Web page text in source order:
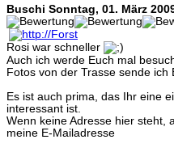
Buschi Sonntag, 01. März
Rosi war schneller
Auch ich werde Euch mal
Fotos von der Trasse sende ich
Es ist auch prima, das Ihr eine
interessant ist.
Wenn keine Adresse hier steht,
meine E-Mailadresse